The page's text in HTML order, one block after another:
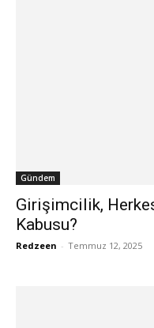
Gündem
Girişimcilik,
Kabusu?
Redzeen - Temmuz 12, 2025